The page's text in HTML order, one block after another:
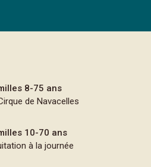
8-75 ans
de Navacelles
10-70 ans
à la journée